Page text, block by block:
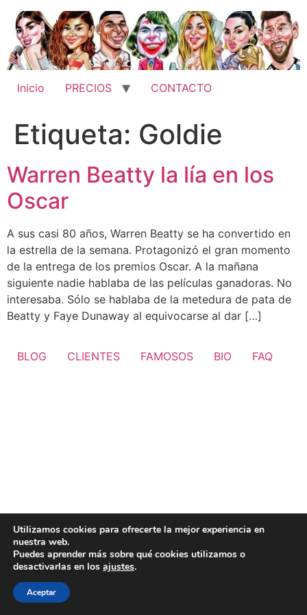
contenido
Inicio PRECIOS CONTACTO
Etiqueta: Goldie
Warren Beatty la lía en los
Oscar
A sus casi 80 años, Warren Beatty se ha convertido en
la estrella de la semana. Protagonizó el gran momento
de la entrega de los premios Oscar. A la mañana
siguiente nadie hablaba de las películas ganadoras. No
interesaba. Sólo se hablaba de la metedura de pata de
Beatty y Faye Dunaway al equivocarse al dar […]
BLOG CLIENTES FAMOSOS BIO FAQ
Utilizamos cookies para ofrecerte la mejor experiencia en
nuestra web.
Puedes aprender más sobre qué cookies utilizamos o
desactivarlas en los ajustes.
Aceptar